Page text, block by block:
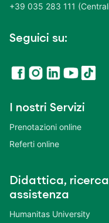
+39 035 283 111
Seguici su:
I nostri Servizi
Prenotazioni online
Referti online
Didattica,
assistenza
Humanitas University